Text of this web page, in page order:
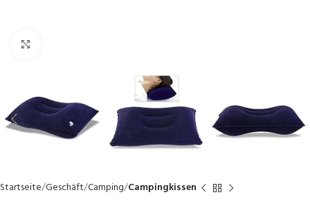
Startseite Geschäft Camping Campingkissen